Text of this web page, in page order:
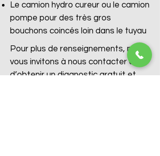
Le camion hydro cureur ou le camion
pompe pour des très gros
bouchons coincés loin dans le tuyau
Pour plus de renseignements, nous
vous invitons à nous contacter afin
d’obtenir un diagnostic gratuit et